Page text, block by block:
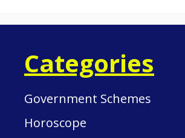
Categories
Government Schemes
Horoscope